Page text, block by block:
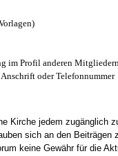
im Profil anderen
oder Telefonnummer
Kirche jedem
sich an den
keine Gewähr für die